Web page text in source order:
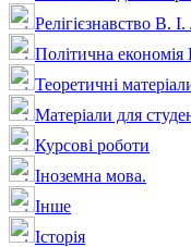
Релігієзнавство В.
Політична
Теоретичні
Матеріали для
Курсові роботи
Іноземна мова.
Інше
Історія